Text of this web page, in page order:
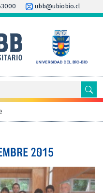
ubb@ubiobio.cl
2015